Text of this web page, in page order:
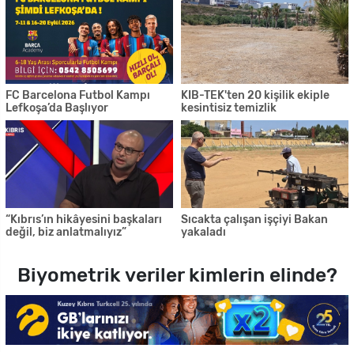
FC Barcelona Futbol Kampı
Lefkoşa’da Başlıyor
KIB-TEK'ten 20 kişilik ekiple
kesintisiz temizlik
“Kıbrıs’ın hikâyesini başkaları
değil, biz anlatmalıyız”
Sıcakta çalışan işçiyi Bakan
yakaladı
Biyometrik veriler kimlerin elinde?